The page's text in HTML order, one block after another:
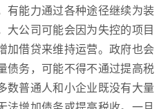
有能力通过各种途径继续为装
大公司可能会因为失控的项目
加借贷来维持运营。政府也会
债务，可能不得不通过提高税
数普通人和小企业既没有大量